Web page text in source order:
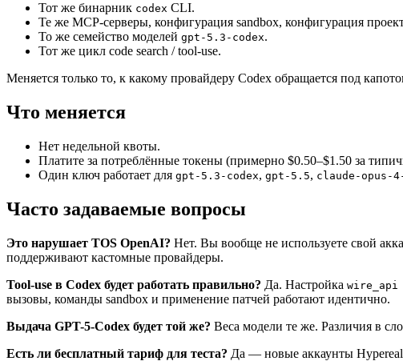
Тот же бинарник codex CLI.
Те же MCP-серверы, конфигурация sandbox, конфигурация
То же семейство моделей gpt-5.3-codex.
Тот же цикл code search / tool-use.
Меняется только то, к какому провайдеру Codex обращается под
Что меняется
Нет недельной квоты.
Платите за потреблённые токены (примерно $0.50–$1.50 за
Один ключ работает для gpt-5.3-codex, gpt-5.5, claude-opus-
Часто задаваемые вопросы
Это нарушает TOS OpenAI? Нет. Вы вообще не используете свой
поддерживают кастомные провайдеры.
Tool-use в Codex будет работать правильно? Да. Настройка wire_api
вызовы, команды sandbox и применение патчей работают идентично.
Выдача GPT-5-Codex будет той же? Веса модели те же. Различия в
Есть ли бесплатный тариф для теста? Да — новые аккаунты Hypereal